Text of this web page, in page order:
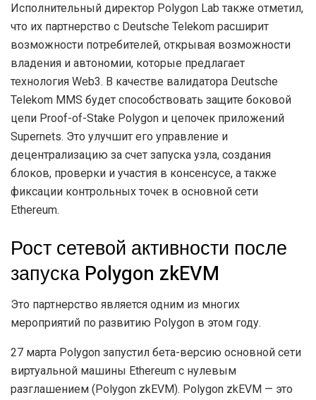
Исполнительный директор Polygon Lab также отметил,
что их партнерство с Deutsche Telekom расширит
возможности потребителей, открывая возможности
владения и автономии, которые предлагает
технология Web3. В качестве валидатора Deutsche
Telekom MMS будет способствовать защите боковой
цепи Proof-of-Stake Polygon и цепочек приложений
Supernets. Это улучшит его управление и
децентрализацию за счет запуска узла, создания
блоков, проверки и участия в консенсусе, а также
фиксации контрольных точек в основной сети
Ethereum.
Рост сетевой активности после
запуска Polygon zkEVM
Это партнерство является одним из многих
мероприятий по развитию Polygon в этом году.
27 марта Polygon запустил бета-версию основной сети
виртуальной машины Ethereum с нулевым
разглашением (Polygon zkEVM). Polygon zkEVM — это